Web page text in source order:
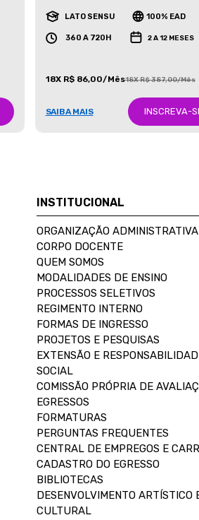
LATO SENSU 100% EAD
360 A 720H 2 A 12 MESES
18X R$ 86,00/Mês18X R$ 387,00/Mês
SAIBA MAIS INSCREVA-
INSTITUCIONAL
ORGANIZAÇÃO ADMINISTRATIVA
CORPO DOCENTE
QUEM SOMOS
MODALIDADES DE ENSINO
PROCESSOS SELETIVOS
REGIMENTO INTERNO
FORMAS DE INGRESSO
PROJETOS E PESQUISAS
EXTENSÃO E
SOCIAL
COMISSÃO PRÓPRIA DE
EGRESSOS
FORMATURAS
PERGUNTAS FREQUENTES
CENTRAL DE EMPREGOS E
CADASTRO DO EGRESSO
BIBLIOTECAS
DESENVOLVIMENTO ARTÍSTICO
CULTURAL